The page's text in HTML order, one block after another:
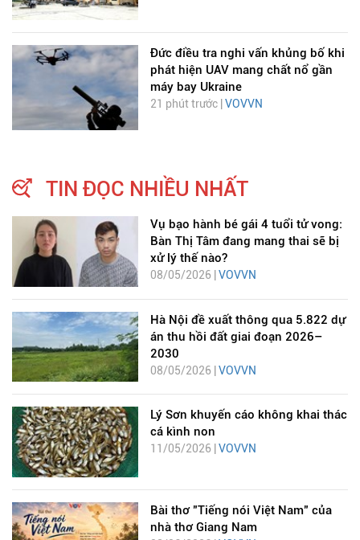
Đức điều tra nghi vấn khủng bố khi
phát hiện UAV mang chất nổ gần
máy bay Ukraine
21 phút trước | VOVVN
TIN ĐỌC NHIỀU NHẤT
Vụ bạo hành bé gái 4 tuổi tử vong:
Bàn Thị Tâm đang mang thai sẽ bị
xử lý thế nào?
08/05/2026 | VOVVN
Hà Nội đề xuất thông qua 5.822 dự
án thu hồi đất giai đoạn 2026–
2030
08/05/2026 |VOVVN
Lý Sơn khuyến cáo không khai thác
cá kình non
11/05/2026 | VOVVN
Bài thơ "Tiếng nói Việt Nam" của
nhà thơ Giang Nam